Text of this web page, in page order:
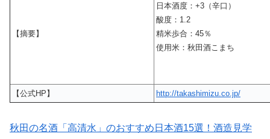
【摘要】
日本酒度：+3（辛口）
酸度：1.2
精米歩合：45％
使用米：秋田酒こまち
【公式HP】 http://takashimizu.co.jp/
秋田の名酒「高清水」のおすすめ日本酒15選！酒造見学